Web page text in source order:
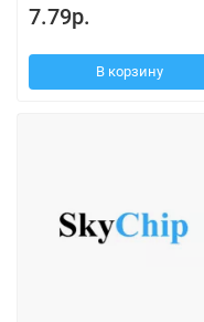
7.79р.
В корзину